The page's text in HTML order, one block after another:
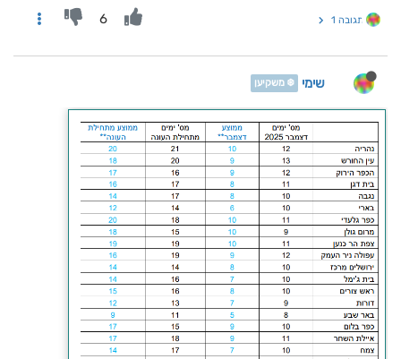
תגובה 1 6
שימי ❄️ משקיען